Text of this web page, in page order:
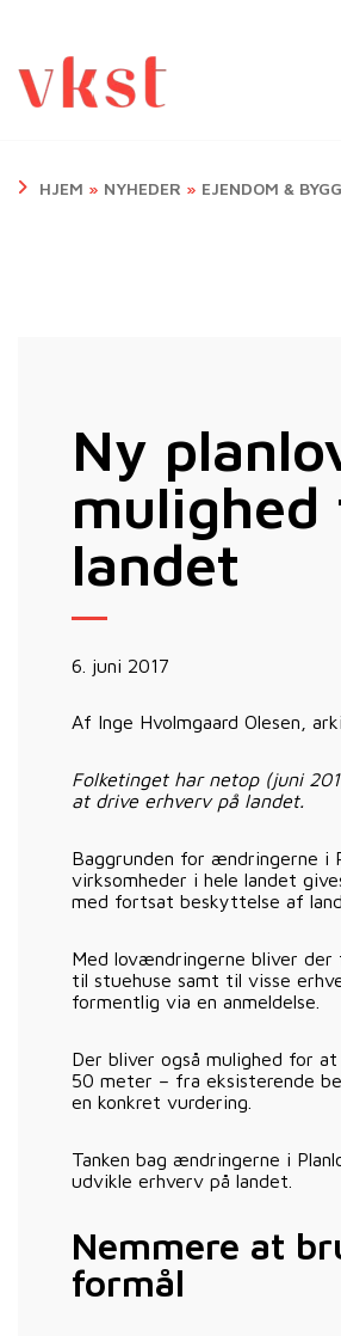
HJEM » NYHEDER » EJENDOM &
Ny
landet
6. juni 2017
Af Inge Hvolmgaard Olesen,
Folketinget har netop (juni
at drive erhverv på landet.
Baggrunden for ændringerne i
virksomheder i hele landet
med fortsat beskyttelse af
Med lovændringerne bliver
til stuehuse samt til visse
formentlig via en anmeldelse.
Der bliver også mulighed for
50 meter – fra eksisterende
en konkret vurdering.
Tanken bag ændringerne i
udvikle erhverv på landet.
Nemmere at
formål